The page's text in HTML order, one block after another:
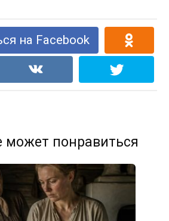
на Facebook
может понравиться